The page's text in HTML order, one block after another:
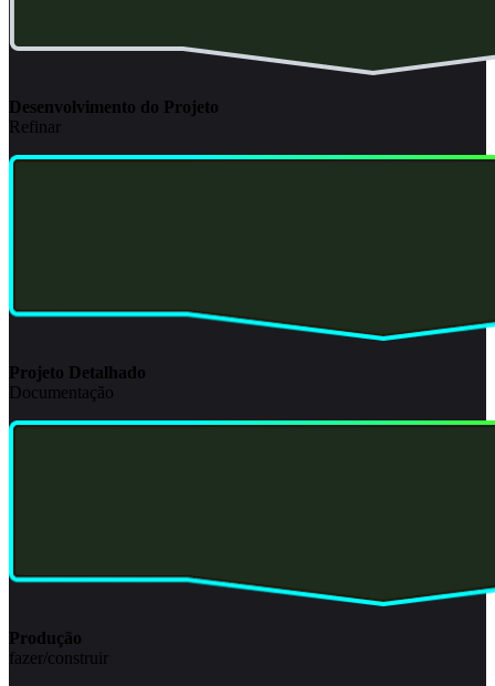
Desenvolvimento do Projeto
Refinar
Projeto Detalhado
Documentação
Produção
fazer/construir